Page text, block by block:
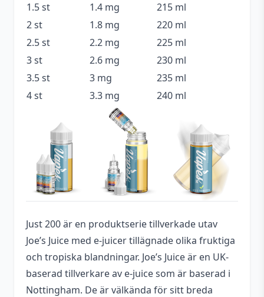
1.5 st
1.4 mg
215 ml
2 st
1.8 mg
220 ml
2.5 st
2.2 mg
225 ml
3 st
2.6 mg
230 ml
3.5 st
3 mg
235 ml
4 st
3.3 mg 240 ml
Just 200 är en produktserie tillverkade utav
Joe’s Juice med e-juicer tillägnade olika fruktiga
och tropiska blandningar. Joe’s Juice är en UK-
baserad tillverkare av e-juice som är baserad i
Nottingham. De är välkända för sitt breda
Smakprofil
Blåhallon
Kolsyra
Tillverkare
Joe's Juice
Tillverkningsland
Shortfill
Utrymme för
nikotinshots
40 ml (4 st)